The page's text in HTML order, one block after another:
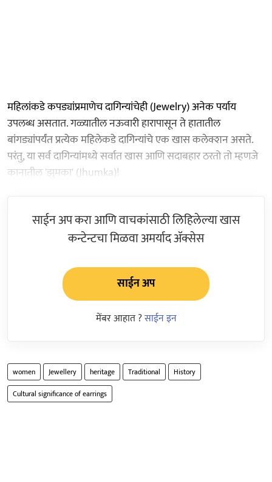
महिलांकडे कपड्यांप्रमाणेच दागिन्यांचेही (Jewelry) अनेक पर्याय
उपलब्ध असतात. गळ्यातील नऊवारी हारापासून ते हातातील
बांगड्यांपर्यंत प्रत्येक महिलेकडे दागिन्यांचे एक खास कलेक्शन असते.
परंतु, या सर्व दागिन्यांमध्ये सर्वात खास आणि सदाबहार ठरतो तो म्हणजे
कानातील 'झुमका' (Jhumka)!
साईन अप करा आणि वाचकांसाठी लिहिलेल्या खास
कन्टेन्टचा मिळवा अमर्याद ॲक्सेस
साईन अप
मेंबर आहात ?साईन इन
women Jewellery heritage Traditional
History
Cultural significance of earrings